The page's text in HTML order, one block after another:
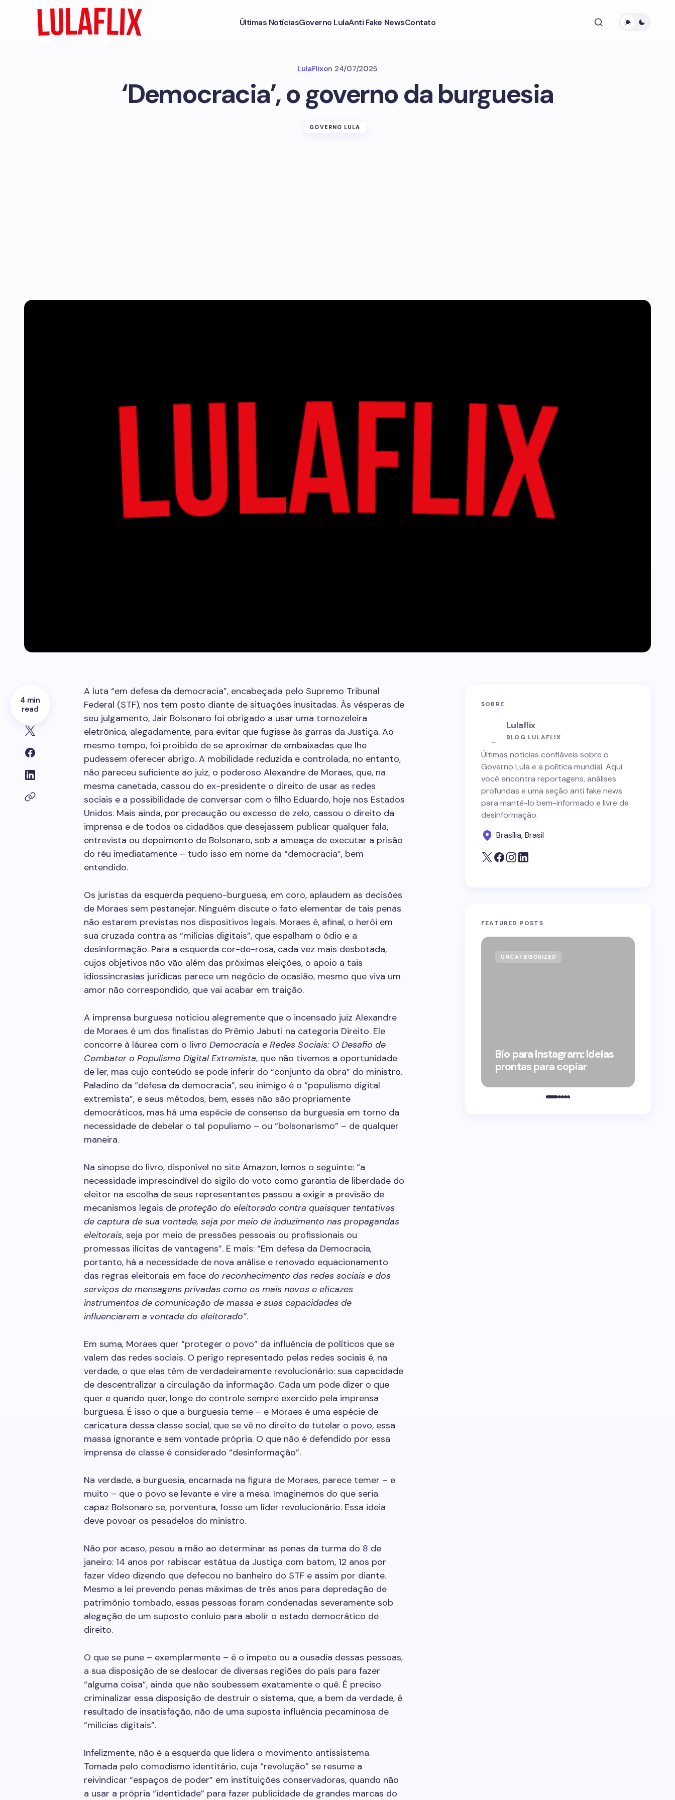
Últimas NotíciasGoverno LulaAnti Fake NewsContato
LulaFlixon 24/07/2025
‘Democracia’, o governo da burguesia
GOVERNO LULA
4 min
read
A luta “em defesa da democracia”, encabeçada pelo Supremo Tribunal
Federal (STF), nos tem posto diante de situações inusitadas. Às vésperas de
seu julgamento, Jair Bolsonaro foi obrigado a usar uma tornozeleira
eletrônica, alegadamente, para evitar que fugisse às garras da Justiça. Ao
mesmo tempo, foi proibido de se aproximar de embaixadas que lhe
pudessem oferecer abrigo. A mobilidade reduzida e controlada, no entanto,
não pareceu suficiente ao juiz, o poderoso Alexandre de Moraes, que, na
mesma canetada, cassou do ex-presidente o direito de usar as redes
sociais e a possibilidade de conversar com o filho Eduardo, hoje nos Estados
Unidos. Mais ainda, por precaução ou excesso de zelo, cassou o direito da
imprensa e de todos os cidadãos que desejassem publicar qualquer fala,
entrevista ou depoimento de Bolsonaro, sob a ameaça de executar a prisão
do réu imediatamente – tudo isso em nome da “democracia”, bem
entendido.
Os juristas da esquerda pequeno-burguesa, em coro, aplaudem as decisões
de Moraes sem pestanejar. Ninguém discute o fato elementar de tais penas
não estarem previstas nos dispositivos legais. Moraes é, afinal, o herói em
sua cruzada contra as “milícias digitais”, que espalham o ódio e a
desinformação. Para a esquerda cor-de-rosa, cada vez mais desbotada,
cujos objetivos não vão além das próximas eleições, o apoio a tais
idiossincrasias jurídicas parece um negócio de ocasião, mesmo que viva um
amor não correspondido, que vai acabar em traição.
A imprensa burguesa noticiou alegremente que o incensado juiz Alexandre
de Moraes é um dos finalistas do Prêmio Jabuti na categoria Direito. Ele
concorre à láurea com o livro Democracia e Redes Sociais: O Desafio de
Combater o Populismo Digital Extremista, que não tivemos a oportunidade
de ler, mas cujo conteúdo se pode inferir do “conjunto da obra” do ministro.
Paladino da “defesa da democracia”, seu inimigo é o “populismo digital
extremista”, e seus métodos, bem, esses não são propriamente
democráticos, mas há uma espécie de consenso da burguesia em torno da
necessidade de debelar o tal populismo – ou “bolsonarismo” – de qualquer
maneira.
Na sinopse do livro, disponível no site Amazon, lemos o seguinte: “a
necessidade imprescindível do sigilo do voto como garantia de liberdade do
eleitor na escolha de seus representantes passou a exigir a previsão de
mecanismos legais de proteção do eleitorado contra quaisquer tentativas
de captura de sua vontade, seja por meio de induzimento nas propagandas
eleitorais, seja por meio de pressões pessoais ou profissionais ou
promessas ilícitas de vantagens”. E mais: “Em defesa da Democracia,
portanto, há a necessidade de nova análise e renovado equacionamento
das regras eleitorais em face do reconhecimento das redes sociais e dos
serviços de mensagens privadas como os mais novos e eficazes
instrumentos de comunicação de massa e suas capacidades de
influenciarem a vontade do eleitorado”.
Em suma, Moraes quer “proteger o povo” da influência de políticos que se
valem das redes sociais. O perigo representado pelas redes sociais é, na
verdade, o que elas têm de verdadeiramente revolucionário: sua capacidade
de descentralizar a circulação da informação. Cada um pode dizer o que
quer e quando quer, longe do controle sempre exercido pela imprensa
burguesa. É isso o que a burguesia teme – e Moraes é uma espécie de
caricatura dessa classe social, que se vê no direito de tutelar o povo, essa
massa ignorante e sem vontade própria. O que não é defendido por essa
imprensa de classe é considerado “desinformação”.
Na verdade, a burguesia, encarnada na figura de Moraes, parece temer – e
muito – que o povo se levante e vire a mesa. Imaginemos do que seria
capaz Bolsonaro se, porventura, fosse um líder revolucionário. Essa ideia
deve povoar os pesadelos do ministro.
Não por acaso, pesou a mão ao determinar as penas da turma do 8 de
janeiro: 14 anos por rabiscar estátua da Justiça com batom, 12 anos por
fazer vídeo dizendo que defecou no banheiro do STF e assim por diante.
Mesmo a lei prevendo penas máximas de três anos para depredação de
patrimônio tombado, essas pessoas foram condenadas severamente sob
alegação de um suposto conluio para abolir o estado democrático de
direito.
O que se pune – exemplarmente – é o ímpeto ou a ousadia dessas pessoas,
a sua disposição de se deslocar de diversas regiões do país para fazer
“alguma coisa”, ainda que não soubessem exatamente o quê. É preciso
criminalizar essa disposição de destruir o sistema, que, a bem da verdade, é
resultado de insatisfação, não de uma suposta influência pecaminosa de
“milícias digitais”.
Infelizmente, não é a esquerda que lidera o movimento antissistema.
Tomada pelo comodismo identitário, cuja “revolução” se resume a
reivindicar “espaços de poder” em instituições conservadoras, quando não
a usar a própria “identidade” para fazer publicidade de grandes marcas do
SOBRE
Lulaflix
BLOG LULAFLIX
Últimas notícias confiáveis sobre o
Governo Lula e a política mundial. Aqui
você encontra reportagens, análises
profundas e uma seção anti fake news
para mantê-lo bem-informado e livre de
desinformação.
Brasília, Brasil
FEATURED POSTS
UNCATEGORIZED
Bio para Instagram: Ideias
prontas para copiar